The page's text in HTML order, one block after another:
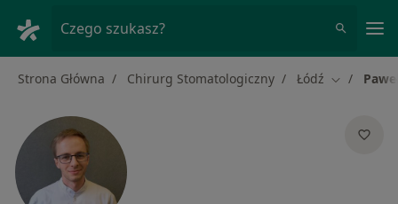
Czego szukasz?
Strona Główna Chirurg Stomatologiczny Łódź Zmień